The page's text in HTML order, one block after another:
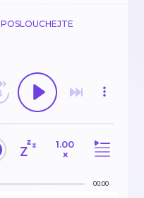
POSLOUCHEJTE
1.00
×
00:00